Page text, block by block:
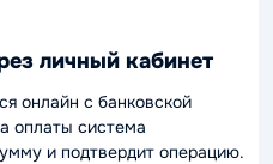
личный кабинет
онлайн с банковской
оплаты система
и подтвердит операцию.